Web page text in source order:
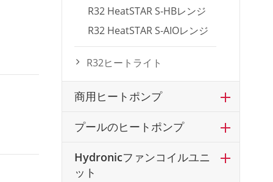
R32 HeatSTAR S-HBレンジ
R32 HeatSTAR S-AIOレンジ
R32ヒートライト
商用ヒートポンプ
プールのヒートポンプ
Hydronicファンコイルユニ
ット